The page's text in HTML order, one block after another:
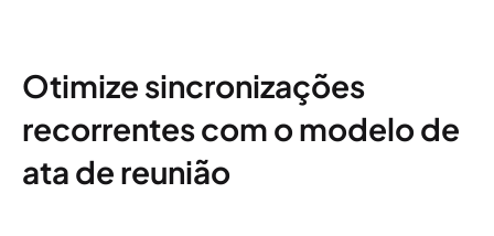
Otimize sincronizações
recorrentes com o modelo de
ata de reunião